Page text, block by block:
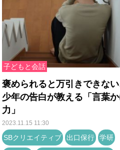
子どもと会話
褒められると万引きできな
少年の告白が教える「言葉
力」
2023.11.15 11:30
SBクリエイティブ 出口保行 学研